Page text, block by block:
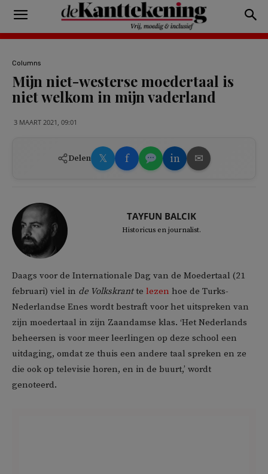
Columns
Mijn niet-westerse moedertaal is
niet welkom in mijn vaderland
3 MAART 2021, 09:01
Delen 𝕏 f in ✉
TAYFUN BALCIK
Historicus en journalist.
Daags voor de Internationale Dag van de Moedertaal (21
februari) viel in de Volkskrantte lezen hoe de Turks-
Nederlandse Enes wordt bestraft voor het uitspreken van
zijn moedertaal in zijn Zaandamse klas. ‘Het Nederlands
beheersen is voor meer leerlingen op deze school een
uitdaging, omdat ze thuis een andere taal spreken en ze
die ook op televisie horen, en in de buurt,’ wordt
genoteerd.